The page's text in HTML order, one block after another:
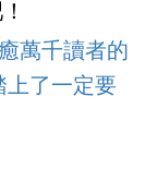
萬千讀者的
上了一定要